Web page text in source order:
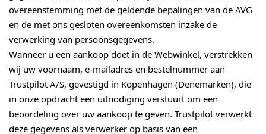
overeenstemming met de geldende bepalingen van de AVG
en de met ons gesloten overeenkomsten inzake de
verwerking van persoonsgegevens.
Wanneer u een aankoop doet in de Webwinkel, verstrekken
wij uw voornaam, e-mailadres en bestelnummer aan
Trustpilot A/S, gevestigd in Kopenhagen (Denemarken), die
in onze opdracht een uitnodiging verstuurt om een
beoordeling over uw aankoop te geven. Trustpilot verwerkt
deze gegevens als verwerker op basis van een